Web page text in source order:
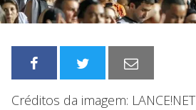
Créditos da imagem: LANCE!NET